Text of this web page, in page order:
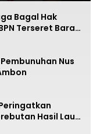
Bagal Hak
Terseret Bara
Nus
Hasil Laut